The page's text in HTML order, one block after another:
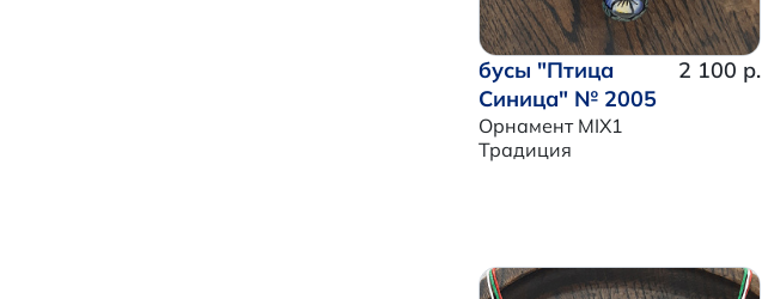
бусы "Птица
Синица" № 2005
Орнамент MIX1
Традиция
2 100 р.